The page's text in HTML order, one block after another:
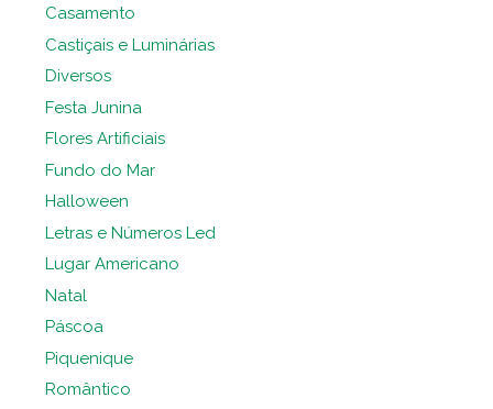
Casamento
Castiçais e Luminárias
Diversos
Festa Junina
Flores Artificiais
Fundo do Mar
Halloween
Letras e Números Led
Lugar Americano
Natal
Páscoa
Piquenique
Romântico